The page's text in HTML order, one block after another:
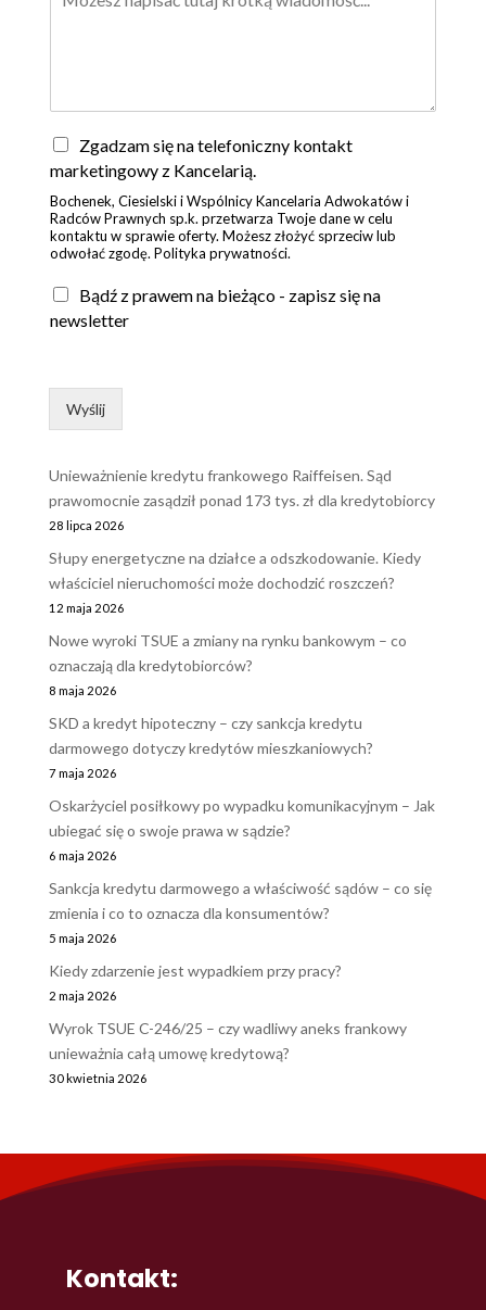
Z
g
d
a
*
Zgadzam się na telefoniczny kontakt
marketingowy z Kancelarią.
Bochenek, Ciesielski i Wspólnicy Kancelaria Adwokatów i
Radców Prawnych sp.k. przetwarza Twoje dane w celu
kontaktu w sprawie oferty. Możesz złożyć sprzeciw lub
odwołać zgodę. Polityka prywatności.
Bądź z prawem na bieżąco - zapisz się na
newsletter
Wyślij
Unieważnienie kredytu frankowego Raiffeisen. Sąd
prawomocnie zasądził ponad 173 tys. zł dla kredytobiorcy
28 lipca 2026
Słupy energetyczne na działce a odszkodowanie. Kiedy
właściciel nieruchomości może dochodzić roszczeń?
12 maja 2026
Nowe wyroki TSUE a zmiany na rynku bankowym – co
oznaczają dla kredytobiorców?
8 maja 2026
SKD a kredyt hipoteczny – czy sankcja kredytu
darmowego dotyczy kredytów mieszkaniowych?
7 maja 2026
Oskarżyciel posiłkowy po wypadku komunikacyjnym – Jak
ubiegać się o swoje prawa w sądzie?
6 maja 2026
Sankcja kredytu darmowego a właściwość sądów – co się
zmienia i co to oznacza dla konsumentów?
5 maja 2026
Kiedy zdarzenie jest wypadkiem przy pracy?
2 maja 2026
Wyrok TSUE C-246/25 – czy wadliwy aneks frankowy
unieważnia całą umowę kredytową?
30 kwietnia 2026
Kontakt: